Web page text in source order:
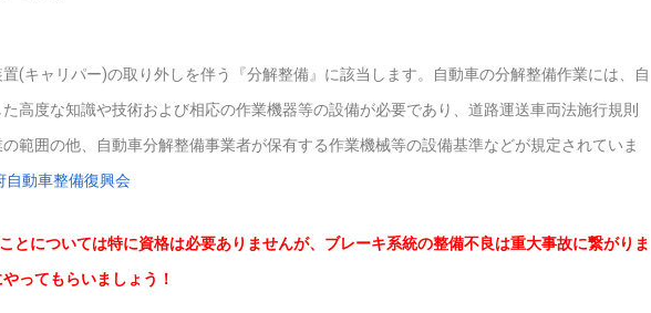
(キャリパー)の取り外しを伴う『分解整備』に該当します。
自動車の分解整備作業には、自
高度な知識や技術および相応の作業機器等の設備が必要であり、道路運送車両法施行規則
範囲の他、自動車分解整備事業者が保有する作業機械等の設備基準などが規定されていま
自動車整備復興会
とについては特に資格は必要ありませんが、ブレーキ系統の整備不良は重大事故に繋がりま
ってもらいましょう！